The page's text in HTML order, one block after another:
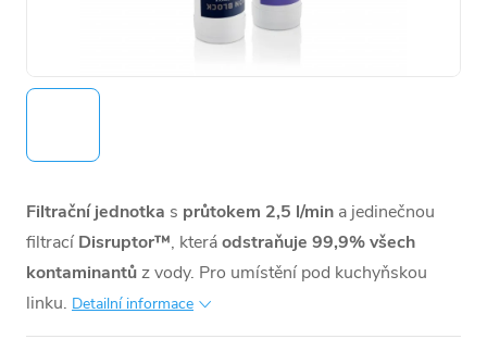
Filtrační jednotka s průtokem 2,5 l/min a jedinečnou
filtrací Disruptor™, kteráodstraňuje 99,9% všech
kontaminantůz vody. Pro umístění pod kuchyňskou
linku. Detailní informace